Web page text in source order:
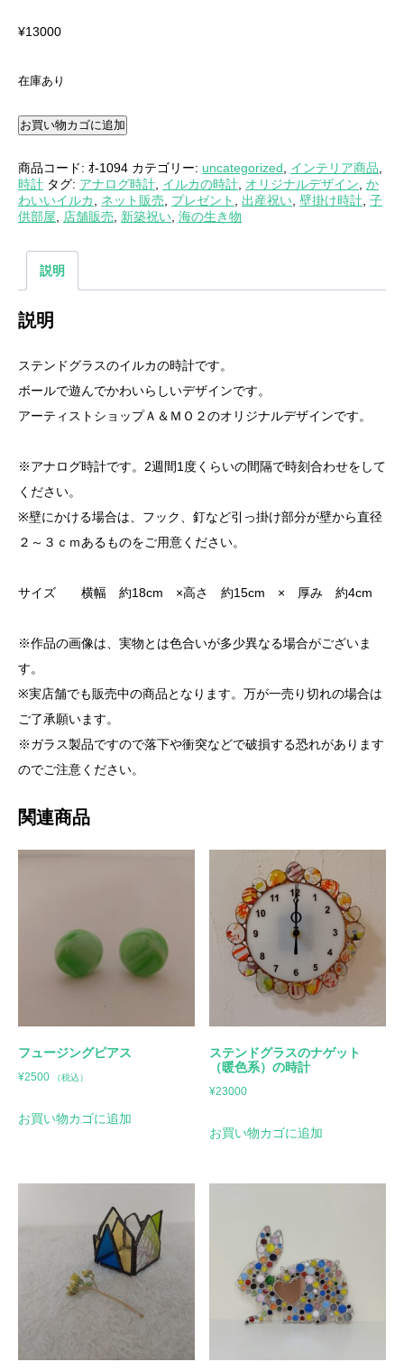
¥13000
在庫あり
お買い物カゴに追加
商品コード: ｵ-1094 カテゴリー: uncategorized インテリア商品
時計 タグ: アナログ時計 イルカの時計 オリジナルデザイン か
わいいイルカ
ネット販売 プレゼント 出産祝い 壁掛け時計 子
供部屋
店舗販売 新築祝い 海の生き物
説明
説明
ステンドグラスのイルカの時計です。
ボールで遊んでかわいらしいデザインです。
アーティストショップＡ＆ＭＯ２のオリジナルデザインです。
※アナログ時計です。2週間1度くらいの間隔で時刻合わせをして
ください。
※壁にかける場合は、フック、釘など引っ掛け部分が壁から直径
２～３ｃｍあるものをご用意ください。
サイズ 横幅 約18cm ×高さ 約15cm × 厚み 約4cm
※作品の画像は、実物とは色合いが多少異なる場合がございま
す。
※実店舗でも販売中の商品となります。万が一売り切れの場合は
ご了承願います。
※ガラス製品ですので落下や衝突などで破損する恐れがあります
のでご注意ください。
関連商品
フュージングピアス
¥2500 （税込）
お買い物カゴに追加
ステンドグラスのナゲット
（暖色系）の時計
¥23000
お買い物カゴに追加